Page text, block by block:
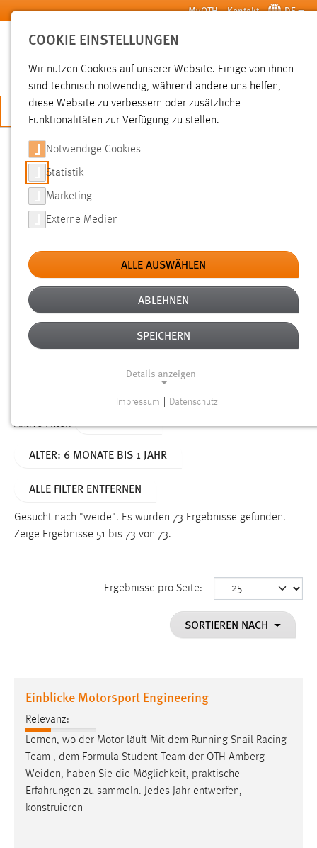
Zum Hauptinhalt springen MyOTH Kontakt DE
SUCHE
JETZT BEWERBEN
SUCHE
FILTER
Typ
Erstellungsdatum
Alter
Aktive Filter:
ALTER: 6 MONATE BIS 1 JAHR
ALLE FILTER ENTFERNEN
Gesucht nach "weide". Es wurden 73 Ergebnisse gefunden.
Zeige Ergebnisse 51 bis 73 von 73.
Ergebnisse pro Seite:
SORTIEREN NACH
Einblicke Motorsport Engineering
Relevanz:
Lernen, wo der Motor läuft Mit dem Running Snail Racing
Team , dem Formula Student Team der OTH Amberg-
Weiden, haben Sie die Möglichkeit, praktische
Erfahrungen zu sammeln. Jedes Jahr entwerfen,
konstruieren
COOKIE EINSTELLUNGEN
Wir nutzen Cookies auf unserer Website. Einige von ihnen
sind technisch notwendig, während andere uns helfen,
diese Website zu verbessern oder zusätzliche
Funktionalitäten zur Verfügung zu stellen.
Notwendige Cookies
Statistik
Marketing
Externe Medien
ALLE AUSWÄHLEN
ABLEHNEN
SPEICHERN
Details anzeigen
Funktionen und sind für die einwandfreie Funktion der
Name:
Dieser Cookie speichert die ausgewählten Einverständnis-
Performance
Name:
staticfilecache
Zweck:
Für performante Seitenauslieferung wird in diesem Cookie
gespeichert, ob man eingeloggt ist.
Impressum Datenschutz